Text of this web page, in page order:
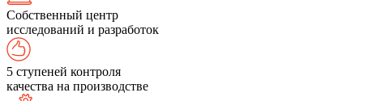
Собственный центр
исследований и разработок
5 ступеней контроля
качества на производстве